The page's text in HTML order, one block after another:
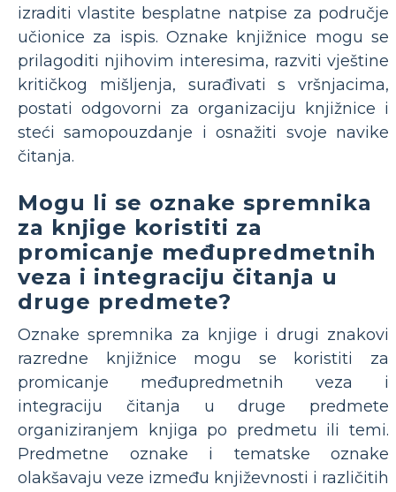
izraditi vlastite besplatne natpise za područje
učionice za ispis. Oznake knjižnice mogu se
prilagoditi njihovim interesima, razviti vještine
kritičkog mišljenja, surađivati ​​s vršnjacima,
postati odgovorni za organizaciju knjižnice i
steći samopouzdanje i osnažiti svoje navike
čitanja.
Mogu li se oznake spremnika
za knjige koristiti za
promicanje međupredmetnih
veza i integraciju čitanja u
druge predmete?
Oznake spremnika za knjige i drugi znakovi
razredne knjižnice mogu se koristiti za
promicanje međupredmetnih veza i
integraciju čitanja u druge predmete
organiziranjem knjiga po predmetu ili temi.
Predmetne oznake i tematske oznake
olakšavaju veze između književnosti i različitih